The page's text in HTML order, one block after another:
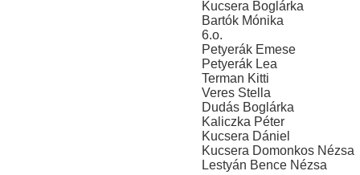
Kucsera Boglárka
Bartók Mónika
6.o.
Petyerák Emese
Petyerák Lea
Terman Kitti
Veres Stella
Dudás Boglárka
Kaliczka Péter
Kucsera Dániel
Kucsera Domonkos Nézsa
Lestyán Bence Nézsa